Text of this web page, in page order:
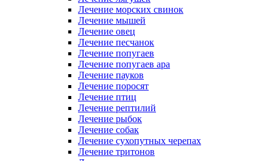
Лечение морских свинок
Лечение мышей
Лечение овец
Лечение песчанок
Лечение попугаев
Лечение попугаев ара
Лечение пауков
Лечение поросят
Лечение птиц
Лечение рептилий
Лечение рыбок
Лечение собак
Лечение сухопутных черепах
Лечение тритонов